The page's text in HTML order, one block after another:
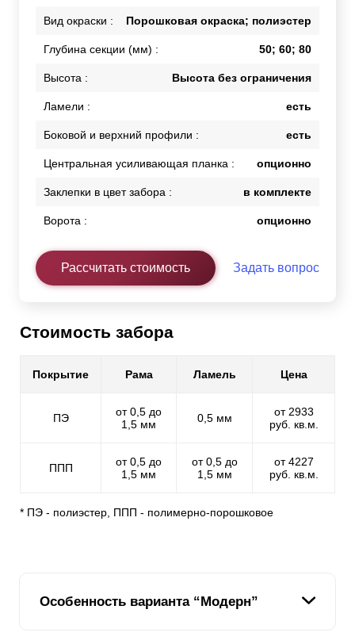
Вид окраски : Порошковая окраска; полиэстер
Глубина секции (мм) : 50; 60; 80
Высота : Высота без ограничения
Ламели : есть
Боковой и верхний профили : есть
Центральная усиливающая планка : опционно
Заклепки в цвет забора : в комплекте
Ворота : опционно
Рассчитать стоимость Задать вопрос
Стоимость забора
Покрытие Рама Ламель Цена
ПЭ
от 0,5 до
1,5 мм
0,5 мм
от 2933
руб. кв.м.
ППП
от 0,5 до
1,5 мм
от 0,5 до
1,5 мм
от 4227
руб. кв.м.
* ПЭ - полиэстер, ППП - полимерно-порошковое
Особенность варианта “Модерн”